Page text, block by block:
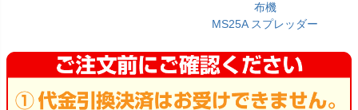
布機
MS25A スプレッダー